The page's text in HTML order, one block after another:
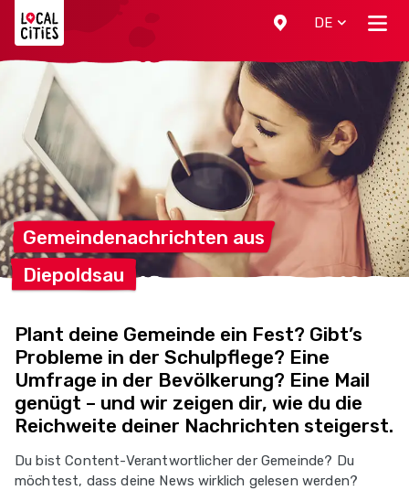
DE
Gemeindenachrichten aus
Diepoldsau
Plant deine Gemeinde ein Fest? Gibt’s
Probleme in der Schulpflege? Eine
Umfrage in der Bevölkerung? Eine Mail
genügt – und wir zeigen dir, wie du die
Reichweite deiner Nachrichten steigerst.
Du bist Content-Verantwortlicher der Gemeinde? Du
möchtest, dass deine News wirklich gelesen werden?